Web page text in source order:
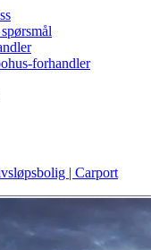
forhandler
| Carport